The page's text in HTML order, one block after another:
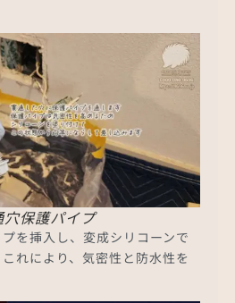
穴保護パイプ
を挿入し、変成シリコーンで
れにより、気密性と防水性を